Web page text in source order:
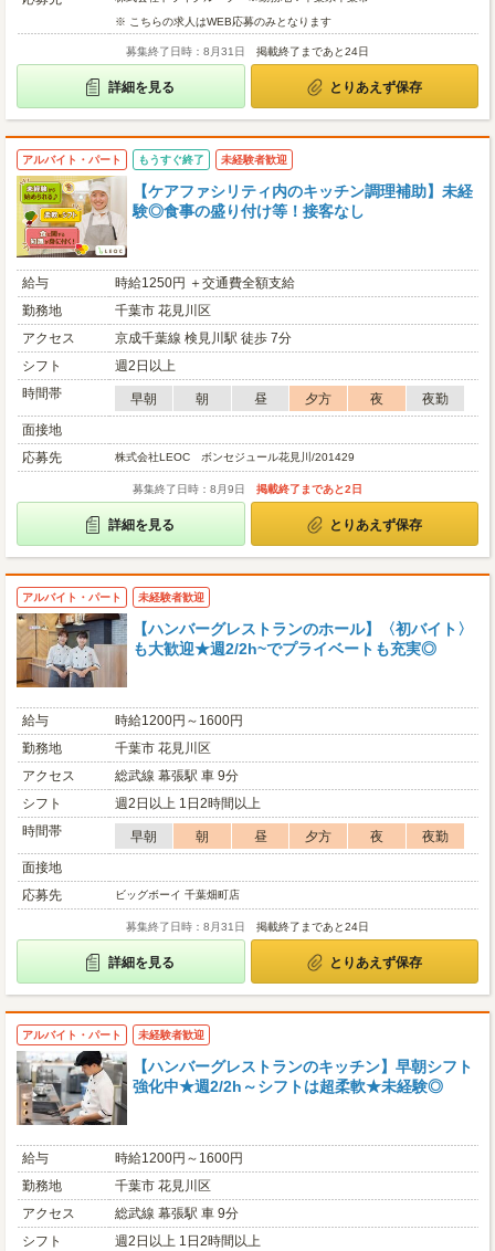
※ こちらの求人はWEB応募のみとなります
募集終了日時：8月31日 掲載終了まであと24日
詳細を見る とりあえず保存
アルバイト・パート もうすぐ終了 未経験者歓迎
【ケアファシリティ内のキッチン調理補助】未経
験◎食事の盛り付け等！接客なし
給与
時給1250円 ＋交通費全額支給
勤務地
千葉市 花見川区
アクセス
京成千葉線 検見川駅 徒歩 7分
シフト
週2日以上
時間帯
早朝 朝 昼 夕方 夜
夜勤
面接地
応募先
株式会社LEOC ボンセジュール花見川/201429
募集終了日時：8月9日 掲載終了まであと2日
詳細を見る とりあえず保存
アルバイト・パート 未経験者歓迎
【ハンバーグレストランのホール】〈初バイト〉
も大歓迎★週2/2h~でプライベートも充実◎
給与
時給1200円～1600円
勤務地
千葉市 花見川区
アクセス
総武線 幕張駅 車 9分
シフト
週2日以上 1日2時間以上
時間帯
早朝 朝 昼 夕方 夜
夜勤
面接地
応募先
ビッグボーイ 千葉畑町店
募集終了日時：8月31日 掲載終了まであと24日
詳細を見る とりあえず保存
アルバイト・パート 未経験者歓迎
【ハンバーグレストランのキッチン】早朝シフト
強化中★週2/2h～シフトは超柔軟★未経験◎
給与
時給1200円～1600円
勤務地
千葉市 花見川区
アクセス
総武線 幕張駅 車 9分
シフト
週2日以上 1日2時間以上